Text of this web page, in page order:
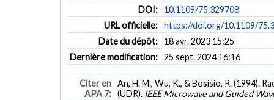
DOI:
10.1109/75.329708
URL officielle: https://doi.org/10.1109/
Date du dépôt:
18 avr. 2023 15:25
Dernière modification: 25 sept. 2024 16:16
Citer en
APA 7:
An, H. M., Wu, K., & Bosisio, R.
(UDR). IEEE Microwave and Guided